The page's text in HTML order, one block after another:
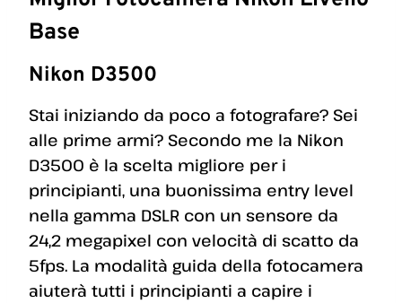
Base
Nikon D3500
Stai iniziando da poco a fotografare? Sei
alle prime armi? Secondo me la Nikon
D3500 è la scelta migliore per i
principianti, una buonissima entry level
nella gamma DSLR con un sensore da
24,2 megapixel con velocità di scatto da
5fps. La modalità guida della fotocamera
aiuterà tutti i principianti a capire i